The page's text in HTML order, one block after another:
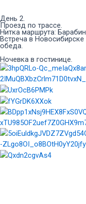
День 2.
Проезд по трассе.
Нитка маршрута:
Встреча в
обеда.
Ночевка в гостинице.